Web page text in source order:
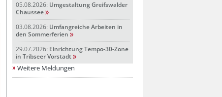
05.08.2026: Umgestaltung Greifswalder
Chaussee
03.08.2026: Umfangreiche Arbeiten in
den Sommerferien
29.07.2026: Einrichtung Tempo-30-Zone
in Tribseer Vorstadt
Weitere Meldungen